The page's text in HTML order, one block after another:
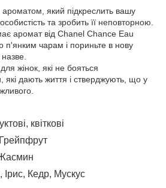
ароматом, який підкреслить вашу
та зробить її неповторною.
аромат від Chanel Chance Eau
п'янким чарам і пориньте в нову
жінок, які не бояться
які дають життя і стверджують, що у
квіткові
Кедр, Мускус